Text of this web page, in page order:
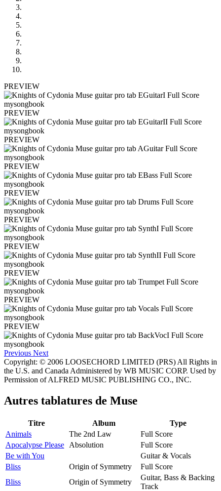
PREVIEW
PREVIEW
PREVIEW
PREVIEW
PREVIEW
PREVIEW
PREVIEW
PREVIEW
PREVIEW
PREVIEW
Previous Next
Copyright: © 2006 LOOSECHORD LIMITED (PRS) All Rights in
the U.S. and Canada Administered by WB MUSIC CORP. Used by
Permission of ALFRED MUSIC PUBLISHING CO., INC.
Autres tablatures de Muse
Titre Album
Type
Animals
The 2nd Law
Full Score
Apocalypse Please
Absolution
Full Score
Be with You
Guitar & Vocals
Bliss
Origin of Symmetry
Full Score
Bliss
Origin of Symmetry
Guitar, Bass & Backing
Track